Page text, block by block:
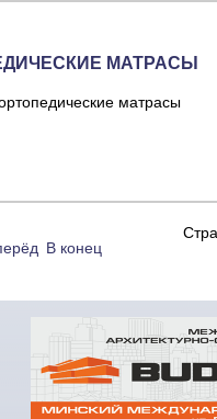
МАТРАСЫ
матрасы
В конец